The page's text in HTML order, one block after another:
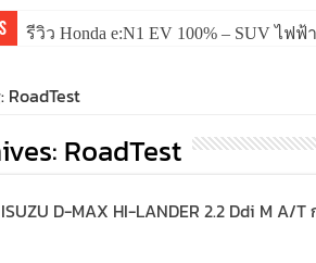
รีวิว Honda e:N1 EV 100% – SUV ไฟ
RoadTest
RoadTest
D-MAX HI-LANDER 2.2 Ddi M A/